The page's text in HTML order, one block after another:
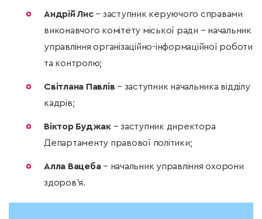
Андрій Лис – заступник керуючого справами
виконавчого комітету міської ради – начальник
управління організаційно-інформаційної роботи
та контролю;
Світлана Павлів– заступник начальника відділу
кадрів;
Віктор Буджак– заступник директора
Департаменту правової політики;
Алла Вацеба – начальник управління охорони
здоров’я.